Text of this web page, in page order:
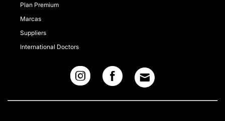
Plan Premium
Marcas
Suppliers
International Doctors